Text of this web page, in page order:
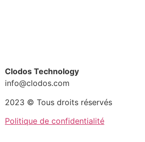
Clodos Technology
info@clodos.com
2023 © Tous droits réservés
Politique de confidentialité